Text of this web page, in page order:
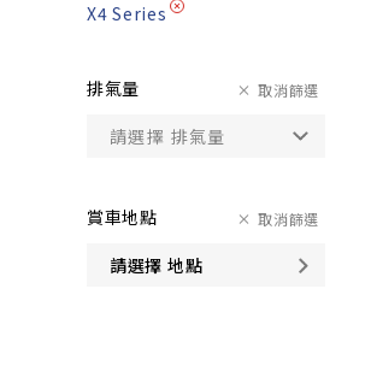
X4 Series
排氣量 取消篩選
賞車地點
請選擇 地點
取消篩選